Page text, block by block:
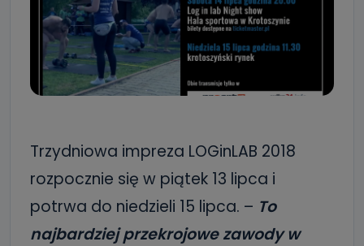
Trzydniowa impreza LOGinLAB 2018
rozpocznie się w piątek 13 lipca i
potrwa do niedzieli 15 lipca. – To
najbardziej przekrojowe zawody w